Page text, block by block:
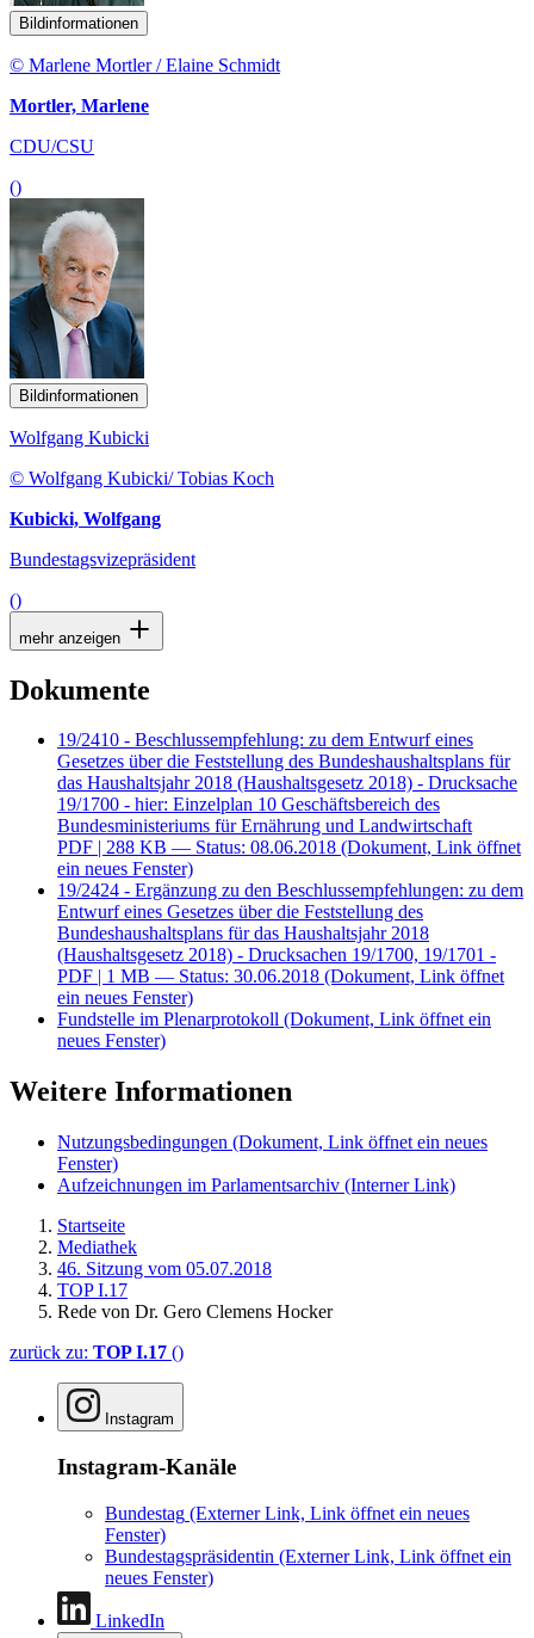
Bildinformationen
© Marlene Mortler / Elaine Schmidt
Mortler, Marlene
CDU/CSU
()
Bildinformationen
Wolfgang Kubicki
© Wolfgang Kubicki/ Tobias Koch
Kubicki, Wolfgang
Bundestagsvizepräsident
()
mehr anzeigen
Dokumente
19/2410 - Beschlussempfehlung: zu dem Entwurf eines
Gesetzes über die Feststellung des Bundeshaushaltsplans für
das Haushaltsjahr 2018 (Haushaltsgesetz 2018) - Drucksache
19/1700 - hier: Einzelplan 10 Geschäftsbereich des
Bundesministeriums für Ernährung und Landwirtschaft
PDF | 288 KB — Status: 08.06.2018 (Dokument, Link öffnet
ein neues Fenster)
19/2424 - Ergänzung zu den Beschlussempfehlungen: zu dem
Entwurf eines Gesetzes über die Feststellung des
Bundeshaushaltsplans für das Haushaltsjahr 2018
(Haushaltsgesetz 2018) - Drucksachen 19/1700, 19/1701 -
PDF | 1 MB — Status: 30.06.2018 (Dokument, Link öffnet
ein neues Fenster)
Fundstelle im Plenarprotokoll (Dokument, Link öffnet ein
neues Fenster)
Weitere Informationen
Nutzungsbedingungen (Dokument, Link öffnet ein neues
Fenster)
Aufzeichnungen im Parlamentsarchiv (Interner Link)
Startseite
Mediathek
46. Sitzung vom 05.07.2018
TOP I.17
Rede von Dr. Gero Clemens Hocker
zurück zu: TOP I.17 ()
Instagram
Instagram-Kanäle
Bundestag (Externer Link, Link öffnet ein neues
Fenster)
Bundestagspräsidentin (Externer Link, Link öffnet ein
neues Fenster)
LinkedIn